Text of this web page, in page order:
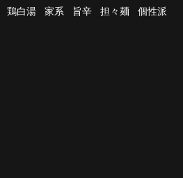
鶏白湯 家系 旨辛 担々麺
個性派